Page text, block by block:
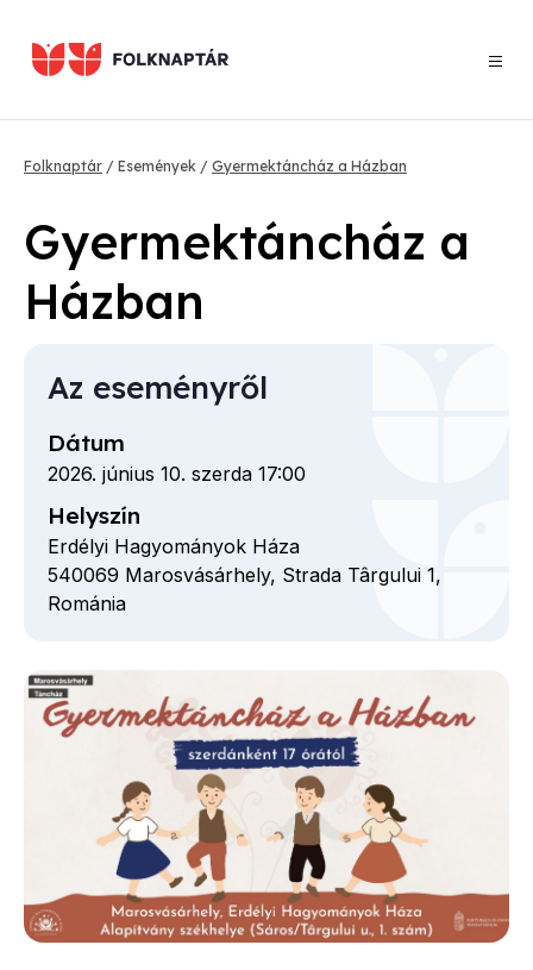
tartalomra
Morzsa
Folknaptár Események Gyermektáncház a Házban
Gyermektáncház a
Házban
Az eseményről
Dátum
2026. június 10. szerda 17:00
Helyszín
Erdélyi Hagyományok Háza
540069 Marosvásárhely, Strada Târgului 1,
Románia